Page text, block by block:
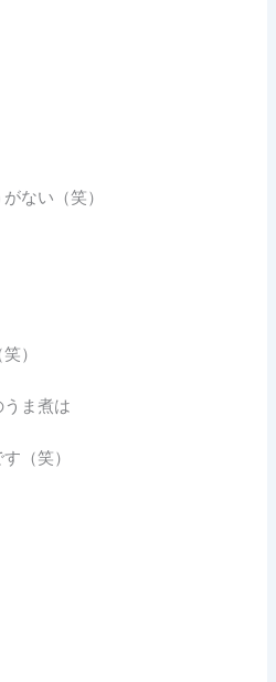
ない（笑）
）
ま煮は
（笑）